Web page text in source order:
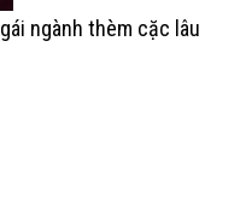
ngành thèm cặc lâu